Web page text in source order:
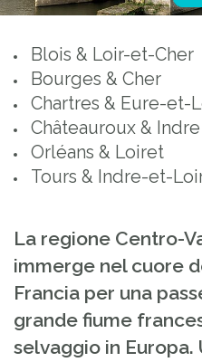
Blois & Loir-et-Cher
Bourges & Cher
Chartres & Eure-et-
Châteauroux & Indre
Orléans & Loiret
Tours & Indre-et-
La regione Centro-
immerge nel cuore
Francia per una
grande fiume
selvaggio in